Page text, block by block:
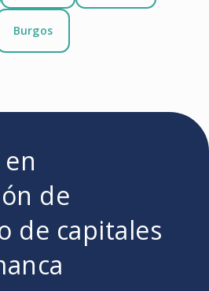
Burgos
de
de capitales